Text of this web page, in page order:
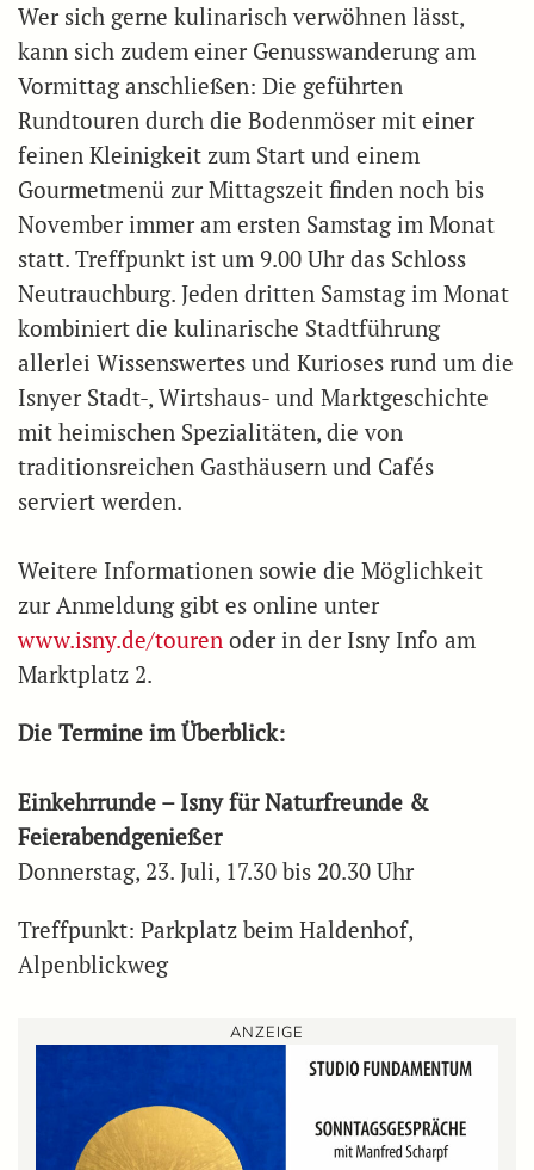
Wer sich gerne kulinarisch verwöhnen lässt,
kann sich zudem einer Genusswanderung am
Vormittag anschließen: Die geführten
Rundtouren durch die Bodenmöser mit einer
feinen Kleinigkeit zum Start und einem
Gourmetmenü zur Mittagszeit finden noch bis
November immer am ersten Samstag im Monat
statt. Treffpunkt ist um 9.00 Uhr das Schloss
Neutrauchburg. Jeden dritten Samstag im Monat
kombiniert die kulinarische Stadtführung
allerlei Wissenswertes und Kurioses rund um die
Isnyer Stadt-, Wirtshaus- und Marktgeschichte
mit heimischen Spezialitäten, die von
traditionsreichen Gasthäusern und Cafés
serviert werden.
Weitere Informationen sowie die Möglichkeit
zur Anmeldung gibt es online unter
www.isny.de/touren oder in der Isny Info am
Marktplatz 2.
Die Termine im Überblick:
Einkehrrunde – Isny für Naturfreunde &
Feierabendgenießer
Donnerstag, 23. Juli, 17.30 bis 20.30 Uhr
Treffpunkt: Parkplatz beim Haldenhof,
Alpenblickweg
ANZEIGE